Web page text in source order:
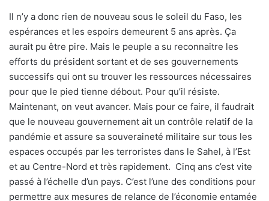
Il n’y a donc rien de nouveau sous le soleil du Faso, les
espérances et les espoirs demeurent 5 ans après. Ça
aurait pu être pire. Mais le peuple a su reconnaitre les
efforts du président sortant et de ses gouvernements
successifs qui ont su trouver les ressources nécessaires
pour que le pied tienne débout. Pour qu’il résiste.
Maintenant, on veut avancer. Mais pour ce faire, il faudrait
que le nouveau gouvernement ait un contrôle relatif de la
pandémie et assure sa souveraineté militaire sur tous les
espaces occupés par les terroristes dans le Sahel, à l’Est
et au Centre-Nord et très rapidement. Cinq ans c’est vite
passé à l’échelle d’un pays. C’est l’une des conditions pour
permettre aux mesures de relance de l’économie entamée